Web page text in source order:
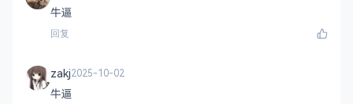
牛逼
回复
zakj2025-10-02
牛逼